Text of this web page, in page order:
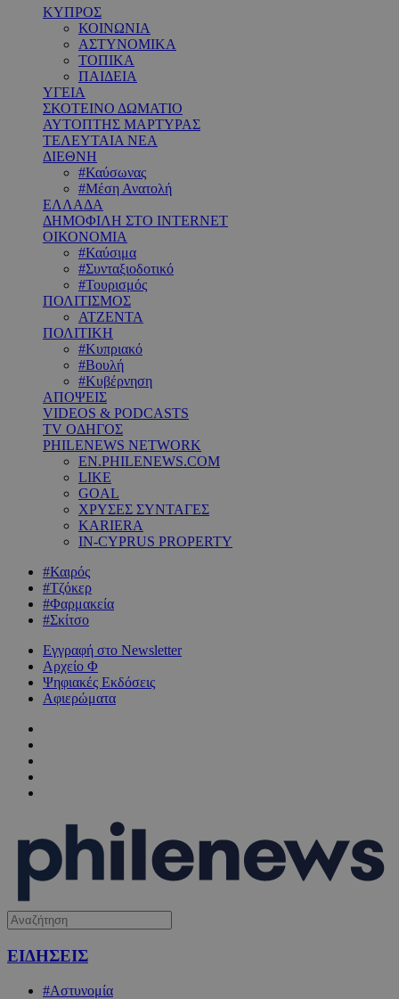
ΚΥΠΡΟΣ
ΚΟΙΝΩΝΙΑ
ΑΣΤΥΝΟΜΙΚΑ
ΤΟΠΙΚΑ
ΠΑΙΔΕΙΑ
ΥΓΕΙΑ
ΣΚΟΤΕΙΝΟ ΔΩΜΑΤΙΟ
ΑΥΤΟΠΤΗΣ ΜΑΡΤΥΡΑΣ
ΤΕΛΕΥΤΑΙΑ ΝΕΑ
ΔΙΕΘΝΗ
#Καύσωνας
#Μέση Ανατολή
ΕΛΛΑΔΑ
ΔΗΜΟΦΙΛΗ ΣΤΟ INTERNET
ΟΙΚΟΝΟΜΙΑ
#Καύσιμα
#Συνταξιοδοτικό
#Τουρισμός
ΠΟΛΙΤΙΣΜΟΣ
ΑΤΖΕΝΤΑ
ΠΟΛΙΤΙΚΗ
#Κυπριακό
#Βουλή
#Κυβέρνηση
ΑΠΟΨΕΙΣ
VIDEOS & PODCASTS
TV ΟΔΗΓΟΣ
PHILENEWS NETWORK
EN.PHILENEWS.COM
LIKE
GOAL
ΧΡΥΣΕΣ ΣΥΝΤΑΓΕΣ
KARIERA
IN-CYPRUS PROPERTY
#Καιρός
#Τζόκερ
#Φαρμακεία
#Σκίτσο
Εγγραφή στο Newsletter
Αρχείο Φ
Ψηφιακές Εκδόσεις
Αφιερώματα
ΕΙΔΗΣΕΙΣ
#Αστυνομία